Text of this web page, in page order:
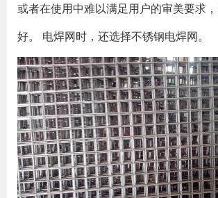
或者在使用中难以满足用户的审美要求
好。 电焊网时，还选择不锈钢电焊网。